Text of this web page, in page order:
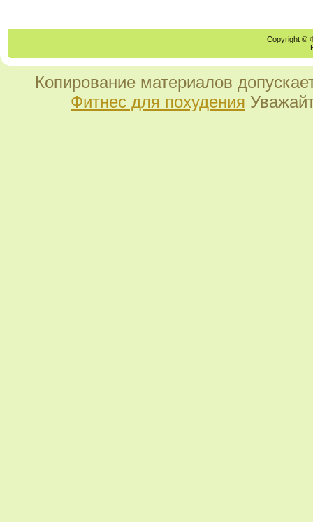
Copyright ©
Копирование материалов
Фитнес для похудения